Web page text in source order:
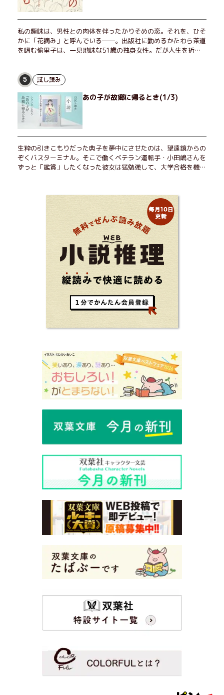
私の趣味は、男性との肉体を伴ったかりそめの恋。それを、ひそ
かに「花摘み」と呼んでいる──。出版社に勤めるかたわら茶道
を嗜む愉里子は、一見地味な51歳の独身女性。だが人生を折り
せる男が現れた。茶の湯の粋人、70歳の万江島だ。だが彼に
は、ある秘密があった……。自分の心と身体を偽らない女たちの
姿と、その連帯を描く。赤裸々にして切実な、セクシュアリティ
をめぐる物語。
5 試し読み
あの子が故郷に帰るとき(1/3)
生粋の引きこもりだった典子を夢中にさせたのは、望遠鏡からの
ぞくバスターミナル。そこで働くベテラン運転手・小田嶋さんを
ずっと「鑑賞」したくなった彼女は猛勉強して、大学合格を機に
る！ 地元が恋しくなったとき、どこか遠くへ逃げたいときは読
んで下さい。孤独を愛する人のお守りになる、くすっと、うるっ